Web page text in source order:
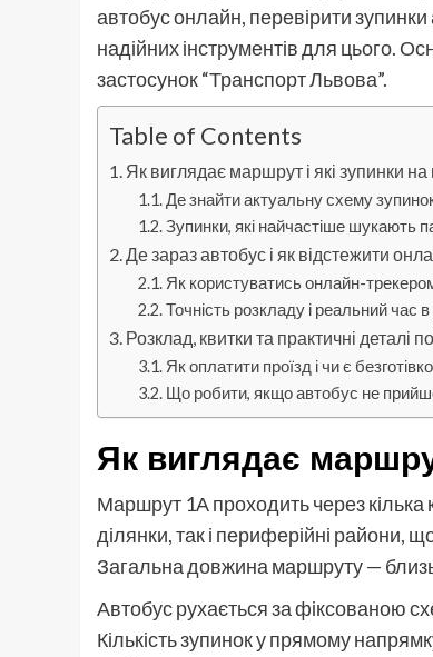
автобус онлайн, перевірити
надійних інструментів для цього.
застосунок “Транспорт Львова”.
Table of Contents
Як виглядає маршрут і які зупинки
Де знайти актуальну схему
Зупинки, які найчастіше шукають
Де зараз автобус і як відстежити
Як користуватись онлайн-
Точність розкладу і реальний час в
Розклад, квитки та практичні деталі
Як оплатити проїзд і чи є
Що робити, якщо автобус не
Як виглядає
Маршрут 1А проходить через кілька
ділянки, так і периферійні райони,
Загальна довжина маршруту —
Автобус рухається за фіксованою
Кількість зупинок у прямому